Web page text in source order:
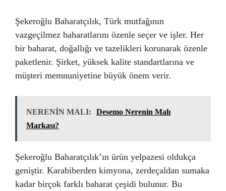
Şekeroğlu Baharatçılık, Türk mutfağının
vazgeçilmez baharatlarını özenle seçer ve işler. Her
bir baharat, doğallığı ve tazelikleri korunarak özenle
paketlenir. Şirket, yüksek kalite standartlarına ve
müşteri memnuniyetine büyük önem verir.
NERENİN MALI:
Desemo Nerenin Malı
Markası?
Şekeroğlu Baharatçılık’ın ürün yelpazesi oldukça
geniştir. Karabiberden kimyona, zerdeçaldan sumaka
kadar birçok farklı baharat çeşidi bulunur. Bu